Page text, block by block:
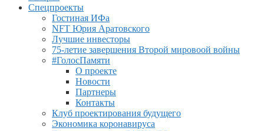
Спецпроекты
Гостиная ИФа
NFT Юрия Аратовского
Лучшие инвесторы
75-летие завершения Второй мировоой войны
#ГолосПамяти
О проекте
Новости
Партнеры
Контакты
Клуб проектирования будущего
Экономика коронавируса